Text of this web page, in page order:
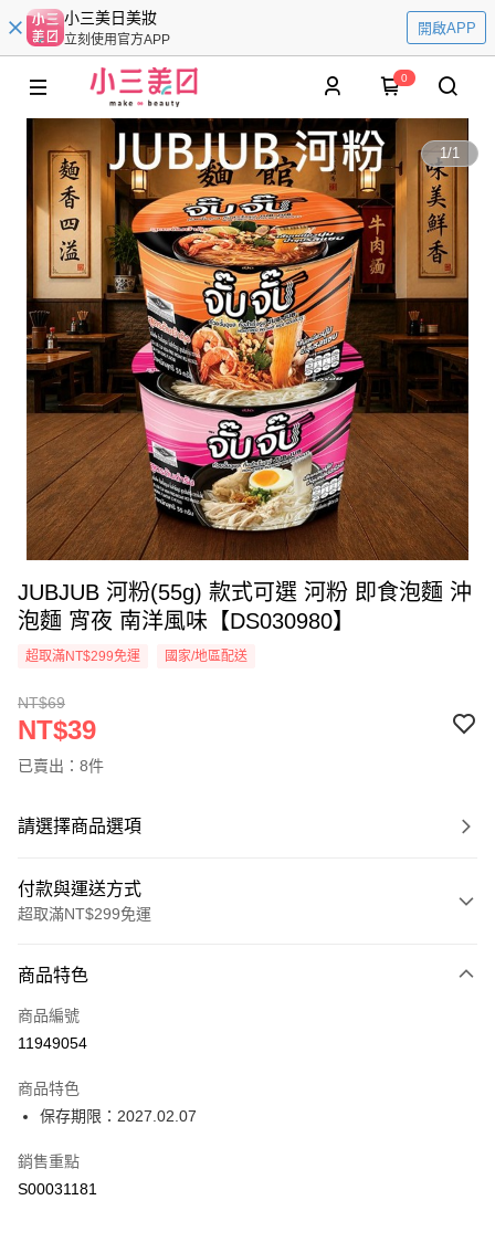
小三美日美妝
立刻使用官方APP
開啟APP
0
1/1
JUBJUB 河粉(55g) 款式可選 河粉 即食泡麵 沖
泡麵 宵夜 南洋風味【DS030980】
超取滿NT$299免運 國家/地區配送
NT$69
NT$39
已賣出：8件
請選擇商品選項
付款與運送方式
超取滿NT$299免運
信用卡一次付款
超商取貨付款
Apple Pay
街口支付
全盈+PAY
商品特色
商品編號
11949054
商品特色
保存期限：2027.02.07
銷售重點
S00031181